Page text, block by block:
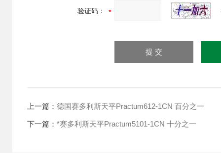
验证码：
上一篇： 德国赛多利斯天平Practum612-1CN 百分之一
下一篇： *赛多利斯天平Practum5101-1CN 十分之一